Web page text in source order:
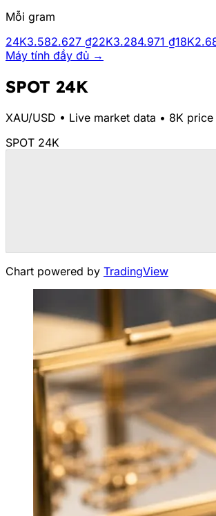
Mỗi gram
24K3.582.627 ₫22K3.284.971 ₫18K
Máy tính đầy đủ →
SPOT 24K
XAU/USD • Live market data • 8K
SPOT 24K
Chart powered by TradingView